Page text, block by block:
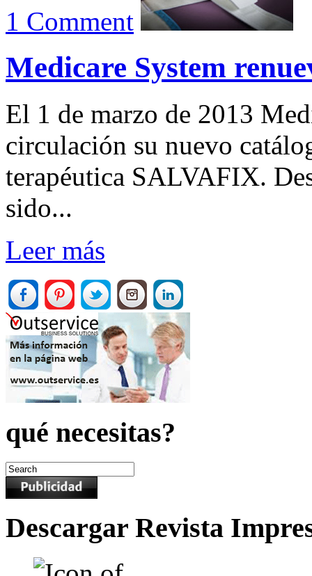
1 Comment
Medicare System
El 1 de marzo de 2013
circulación su nuevo
terapéutica SALVAFIX.
sido...
Leer más
qué necesitas?
Descargar Revista